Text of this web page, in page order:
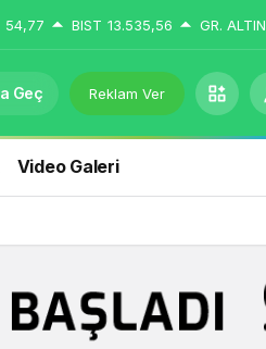
54,77 BIST 13.535,56 GR. ALTIN
Geç Reklam Ver
Video Galeri
Gündüz Modu